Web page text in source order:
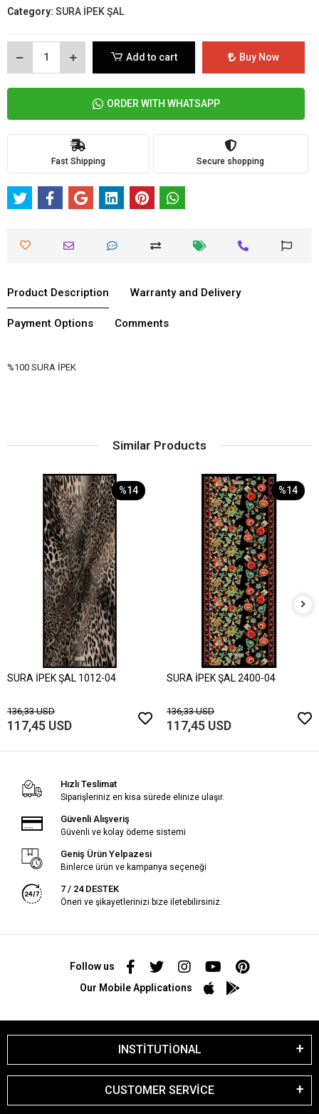
Category: SURA İPEK ŞAL
Add to cart Buy Now
ORDER WITH WHATSAPP
Fast Shipping Secure shopping
Product Description Warranty and Delivery
Payment Options Comments
%100 SURA İPEK
Similar Products
%14
SURA İPEK ŞAL 1012-04
136,33 USD
117,45 USD
%14
SURA İPEK ŞAL 2400-04
136,33 USD
117,45 USD
Hızlı Teslimat
Siparişleriniz en kısa sürede elinize ulaşır.
Güvenli Alışveriş
Güvenli ve kolay ödeme sistemi
Geniş Ürün Yelpazesi
Binlerce ürün ve kampanya seçeneği
7 / 24 DESTEK
Öneri ve şikayetlerinizi bize iletebilirsiniz.
Follow us
Our Mobile Applications
INSTİTUTİONAL
CUSTOMER SERVİCE